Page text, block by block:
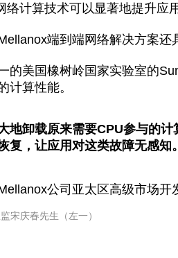
计算技术可以显著地提升应
端到端网络解决方案还
的美国橡树岭国家实验室的
计算性能。
地卸载原来需要CPU参与的计
复，让应用对这类故障无感知。
公司亚太区高级市场开
宋庆春先生（左一）